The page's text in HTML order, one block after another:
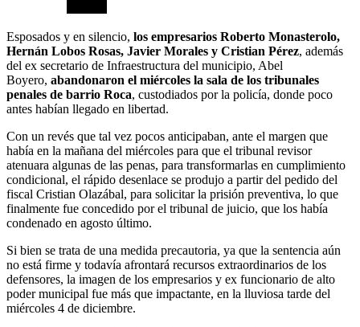
Esposados y en silencio, los empresarios Roberto Monasterolo,
Hernán Lobos Rosas, Javier Morales y Cristian Pérez, además
del ex secretario de Infraestructura del municipio, Abel
Boyero, abandonaron el miércoles la sala de los tribunales
penales de barrio Roca, custodiados por la policía, donde poco
antes habían llegado en libertad.
Con un revés que tal vez pocos anticipaban, ante el margen que
había en la mañana del miércoles para que el tribunal revisor
atenuara algunas de las penas, para transformarlas en cumplimiento
condicional, el rápido desenlace se produjo a partir del pedido del
fiscal Cristian Olazábal, para solicitar la prisión preventiva, lo que
finalmente fue concedido por el tribunal de juicio, que los había
condenado en agosto último.
Si bien se trata de una medida precautoria, ya que la sentencia aún
no está firme y todavía afrontará recursos extraordinarios de los
defensores, la imagen de los empresarios y ex funcionario de alto
poder municipal fue más que impactante, en la lluviosa tarde del
miércoles 4 de diciembre.